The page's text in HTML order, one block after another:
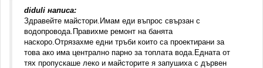
diduli написа:
Здравейте майстори.Имам еди въпрос свързан с
водопровода.Правихме ремонт на банята
наскоро.Отрязахме едни тръби които са проектирани за
това ако има централно парно за топлата вода.Едната от
тях пропускаше леко и майсторите я запушиха с дървен